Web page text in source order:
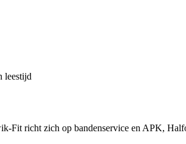
leestijd
richt zich op bandenservice en APK,